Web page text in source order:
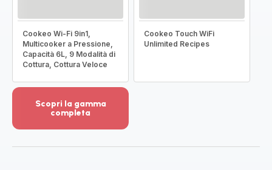
Cookeo Wi-Fi 9in1,
Multicooker a Pressione,
Capacità 6L, 9 Modalità di
Cottura, Cottura Veloce
Cookeo Touch WiFi
Unlimited Recipes
Scopri la gamma
completa
dettagli